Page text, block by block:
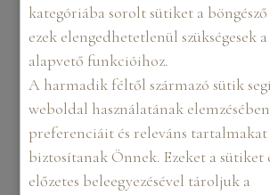
kategóriába sorolt sütiket a
ezek elengedhetetlenül szükségesek
alapvető funkcióihoz.
A harmadik féltől származó sütik
weboldal használatának
preferenciáit és releváns
biztosítanak Önnek. Ezeket a sütiket
előzetes beleegyezésével tároljuk a
Látogass el a Boudo Art
meg önmagad és vegyél részt egy
Boudoir fotózáson. A Boudo Art-nál
kellemes hangulat fotózás közben és